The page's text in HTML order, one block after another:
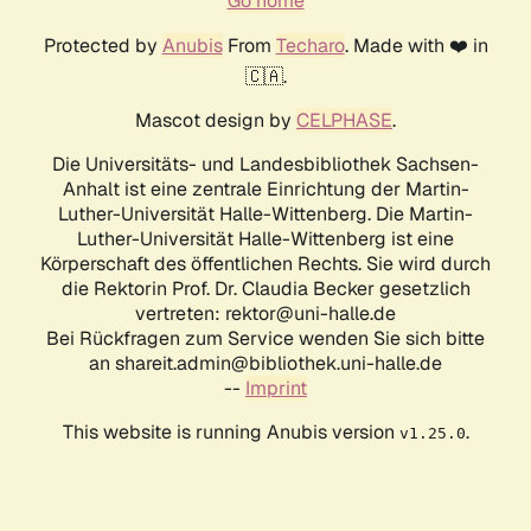
Protected by AnubisFrom Techaro. Made with ❤️ in
🇨🇦.
Mascot design by CELPHASE.
Die Universitäts- und Landesbibliothek Sachsen-
Anhalt ist eine zentrale Einrichtung der Martin-
Luther-Universität Halle-Wittenberg. Die Martin-
Luther-Universität Halle-Wittenberg ist eine
Körperschaft des öffentlichen Rechts. Sie wird durch
die Rektorin Prof. Dr. Claudia Becker gesetzlich
vertreten: rektor@uni-halle.de
Bei Rückfragen zum Service wenden Sie sich bitte
an shareit.admin@bibliothek.uni-halle.de
-- Imprint
This website is running Anubis version v1.25.0.